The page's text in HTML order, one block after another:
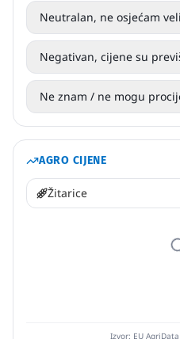
Neutralan, ne osjećam
Negativan, cijene su
Ne znam / ne mogu
AGRO CIJENE
Žitarice
Izvor: EU